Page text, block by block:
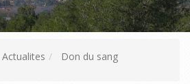
Actualites Don du sang